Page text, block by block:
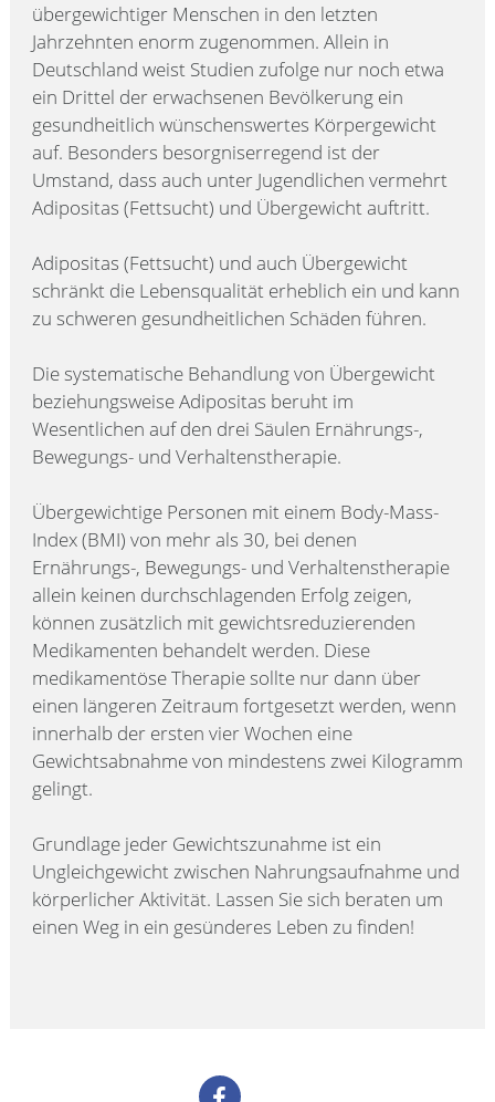
übergewichtiger Menschen in den letzten
Jahrzehnten enorm zugenommen. Allein in
Deutschland weist Studien zufolge nur noch etwa
ein Drittel der erwachsenen Bevölkerung ein
gesundheitlich wünschenswertes Körpergewicht
auf. Besonders besorgniserregend ist der
Umstand, dass auch unter Jugendlichen vermehrt
Adipositas (Fettsucht) und Übergewicht auftritt.
Adipositas (Fettsucht) und auch Übergewicht
schränkt die Lebensqualität erheblich ein und kann
zu schweren gesundheitlichen Schäden führen.
Die systematische Behandlung von Übergewicht
beziehungsweise Adipositas beruht im
Wesentlichen auf den drei Säulen Ernährungs-,
Bewegungs- und Verhaltenstherapie.
Übergewichtige Personen mit einem Body-Mass-
Index (BMI) von mehr als 30, bei denen
Ernährungs-, Bewegungs- und Verhaltenstherapie
allein keinen durchschlagenden Erfolg zeigen,
können zusätzlich mit gewichtsreduzierenden
Medikamenten behandelt werden. Diese
medikamentöse Therapie sollte nur dann über
einen längeren Zeitraum fortgesetzt werden, wenn
innerhalb der ersten vier Wochen eine
Gewichtsabnahme von mindestens zwei Kilogramm
gelingt.
Grundlage jeder Gewichtszunahme ist ein
Ungleichgewicht zwischen Nahrungsaufnahme und
körperlicher Aktivität. Lassen Sie sich beraten um
einen Weg in ein gesünderes Leben zu finden!